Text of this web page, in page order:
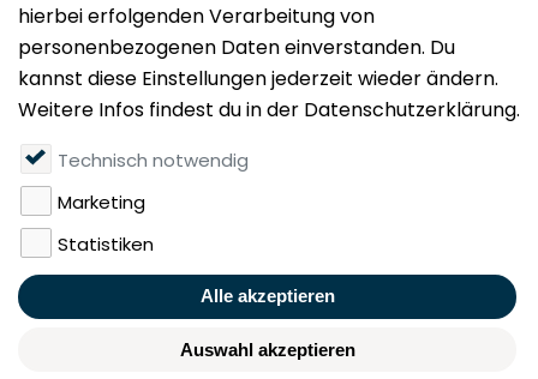
Nutzungsbedingungen
Mieten
Vermieten
Über uns
Presse
Geldwäschegesetz
Rufen Sie uns gerne an:
+49 (0)40 349 14 194